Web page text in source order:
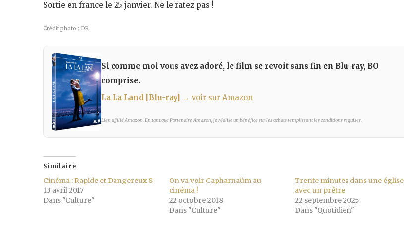
Sortie en france le 25 janvier. Ne le ratez pas !
Crédit photo : DR
Si comme moi vous avez adoré, le film se revoit sans fin en Blu-ray, BO
comprise.
La La Land [Blu-ray] → voir sur Amazon
Lien affilié Amazon. En tant que Partenaire Amazon, je réalise un bénéfice sur les achats remplissant les conditions requises.
Similaire
Cinéma : Rapide et Dangereux 8
13 avril 2017
Dans "Culture"
On va voir Capharnaüm au
cinéma !
22 octobre 2018
Dans "Culture"
Trente minutes dans une église
avec un prêtre
22 septembre 2025
Dans "Quotidien"